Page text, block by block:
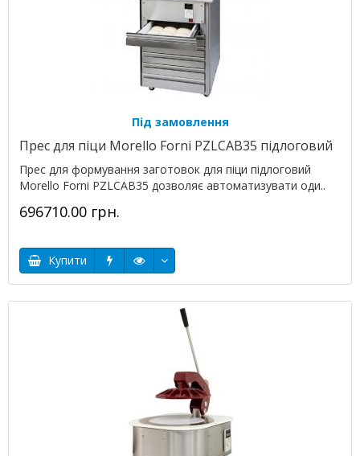
Під замовлення
Прес для піци Morello Forni PZLCAB35 підлоговий
Прес для формування заготовок для піци підлоговий
Morello Forni PZLCAB35 дозволяє автоматизувати оди..
696710.00 грн.
Купити